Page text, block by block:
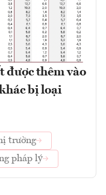
được thêm vào
bị loại
trường
pháp lý